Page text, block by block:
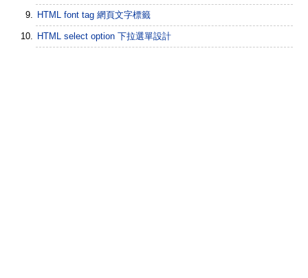
HTML font tag 網頁文字標籤
HTML select option 下拉選單設計